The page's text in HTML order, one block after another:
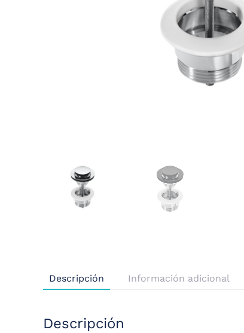
Descripción Información adicional
Descripción